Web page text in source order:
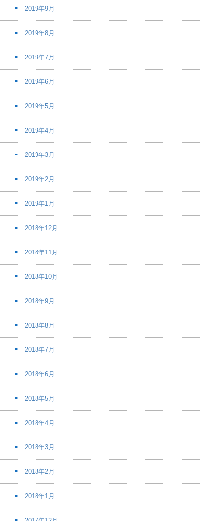
2019年9月
2019年8月
2019年7月
2019年6月
2019年5月
2019年4月
2019年3月
2019年2月
2019年1月
2018年12月
2018年11月
2018年10月
2018年9月
2018年8月
2018年7月
2018年6月
2018年5月
2018年4月
2018年3月
2018年2月
2018年1月